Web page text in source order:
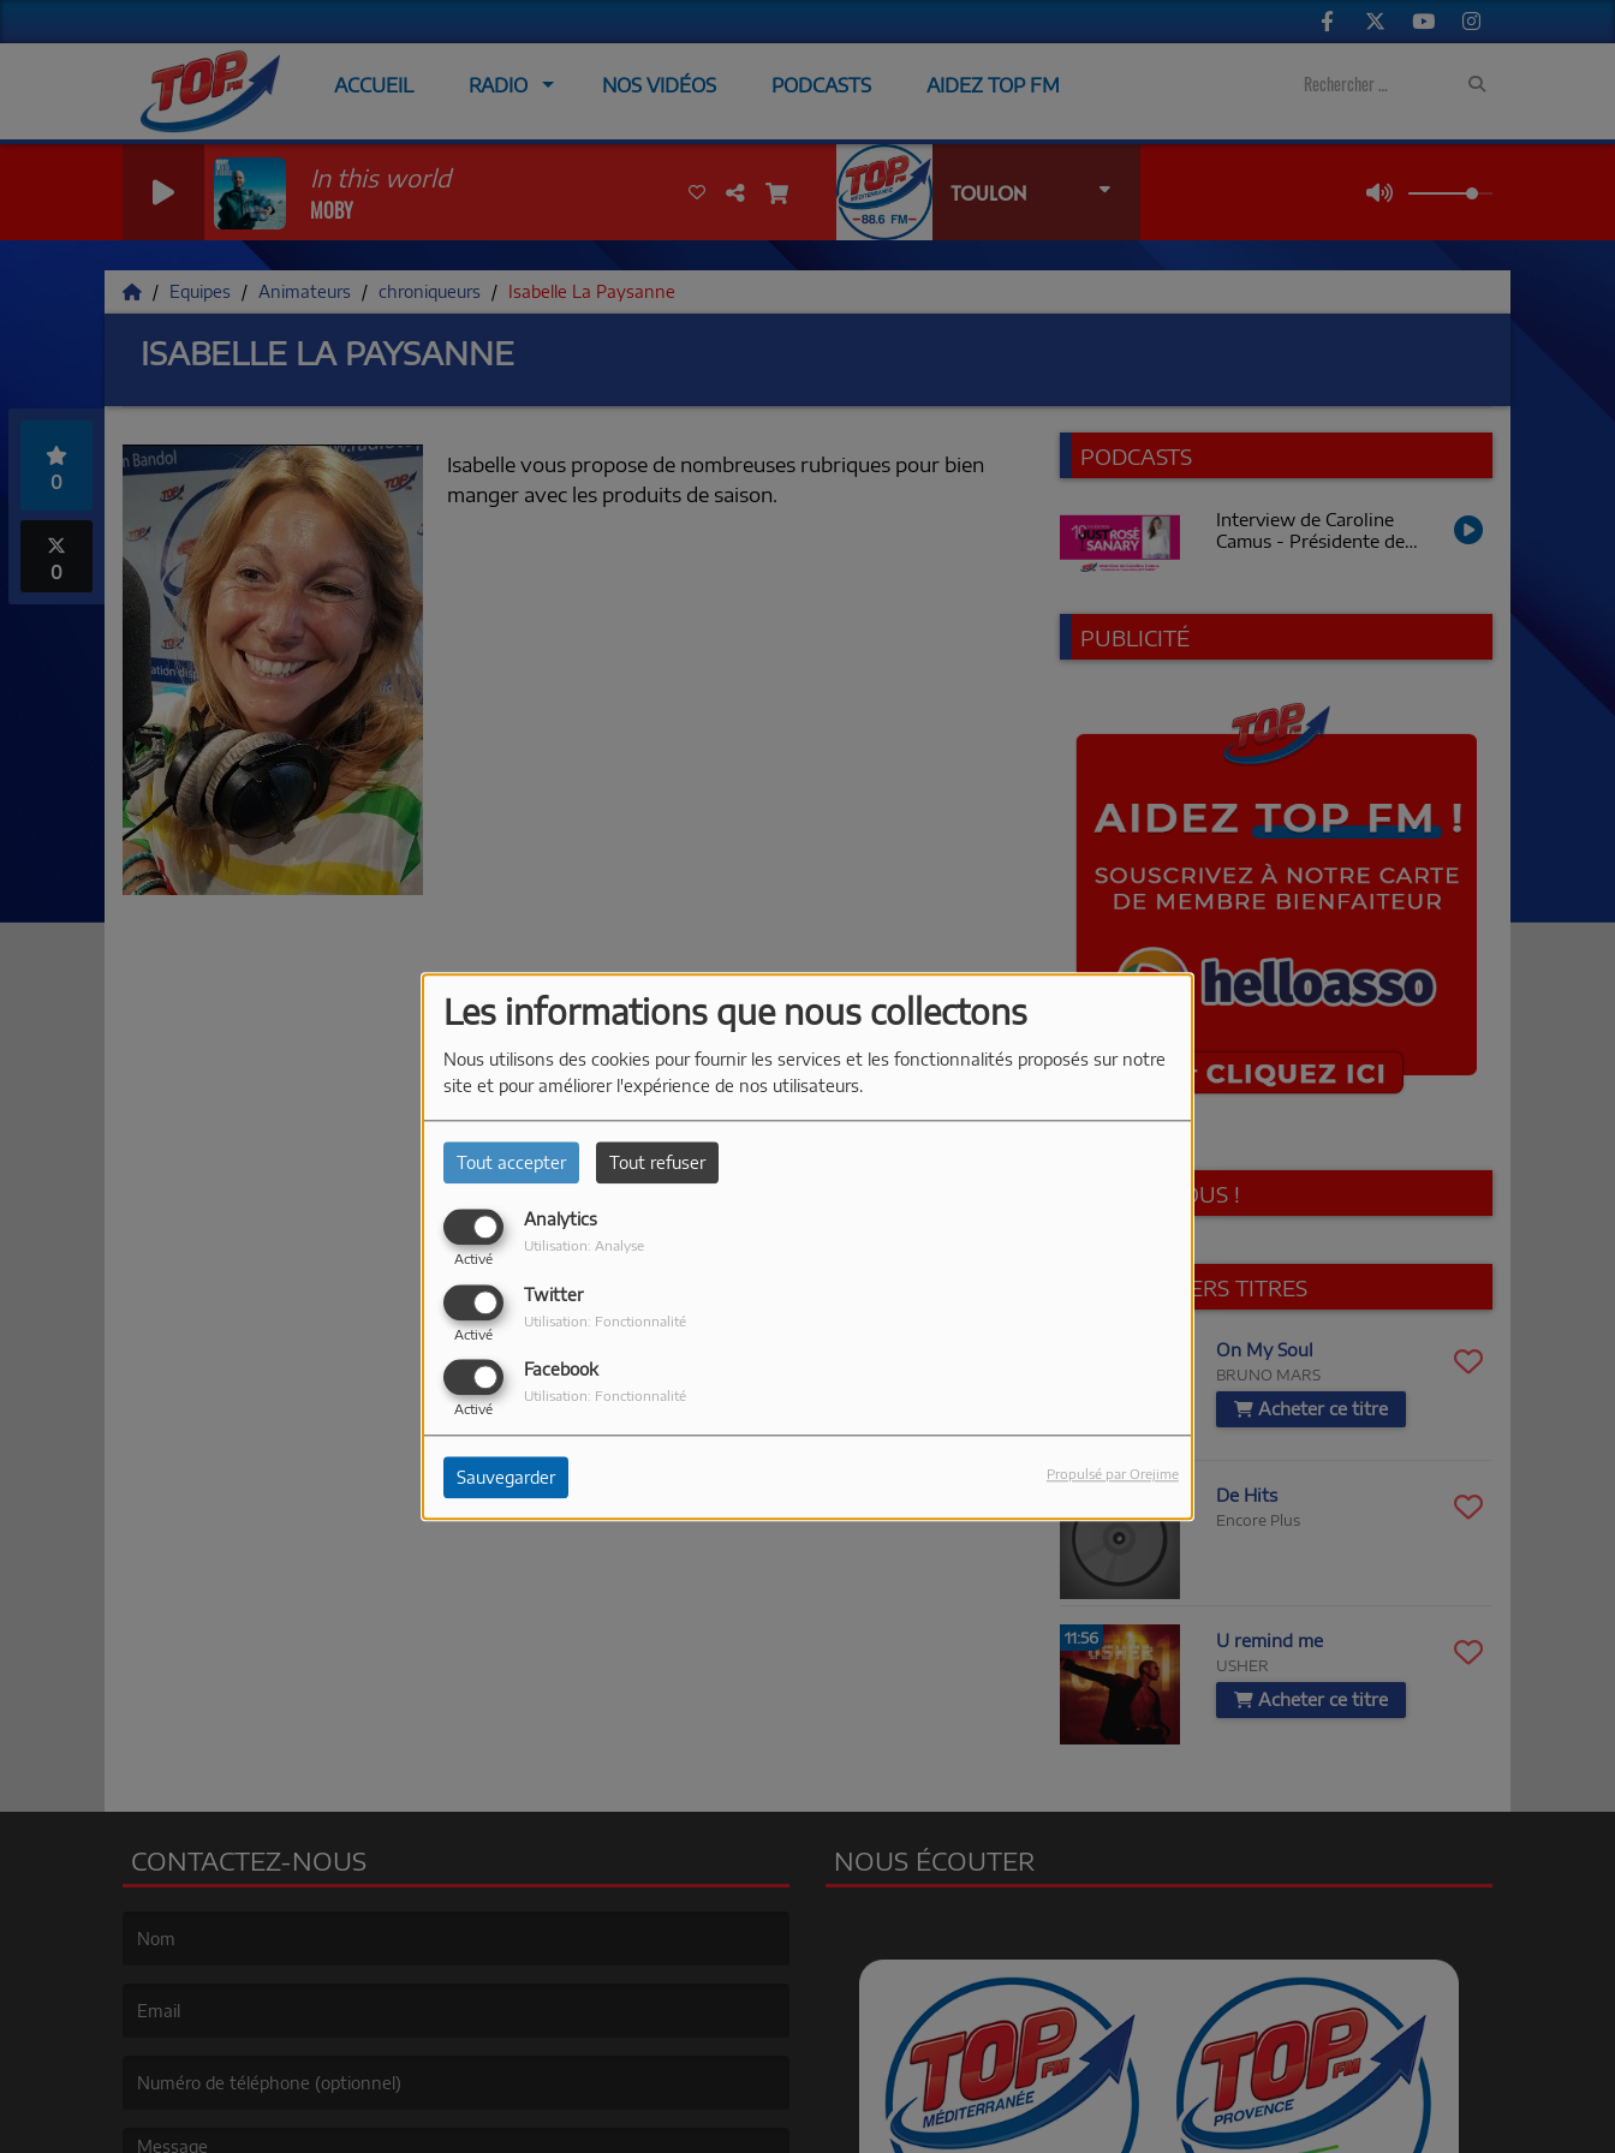
Les informations que nous collectons
Nous utilisons des cookies pour fournir les services et les fonctionnalités proposés sur notre
site et pour améliorer l'expérience de nos utilisateurs.
Tout accepter Tout refuser
Analytics
Activé
Utilisation: Analyse
Twitter
Activé
Utilisation: Fonctionnalité
Facebook
Activé
Utilisation: Fonctionnalité
Sauvegarder Propulsé par Orejime
ACCUEIL RADIO NOS VIDÉOS PODCASTS AIDEZ TOP FM
In this world
MOBY
TOULON
Equipes Animateurs chroniqueurs Isabelle La Paysanne
ISABELLE LA PAYSANNE
0
0
Isabelle vous propose de nombreuses rubriques pour bien
manger avec les produits de saison.
PODCASTS
Interview de Caroline
Camus - Présidente de
PUBLICITÉ
SUIVEZ-NOUS !
LES DERNIERS TITRES
On My Soul
BRUNO MARS
Acheter ce titre
De Hits
Encore Plus
11:56 U remind me
USHER
Acheter ce titre
CONTACTEZ-NOUS NOUS ÉCOUTER